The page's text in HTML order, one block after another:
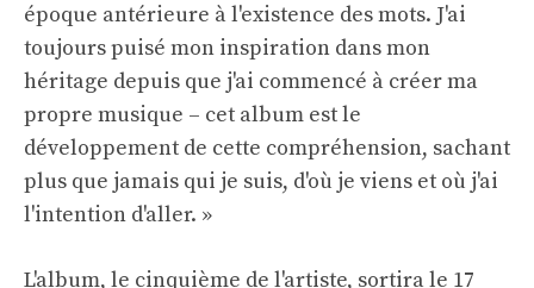
époque antérieure à l'existence des mots. J'ai
toujours puisé mon inspiration dans mon
héritage depuis que j'ai commencé à créer ma
propre musique – cet album est le
développement de cette compréhension, sachant
plus que jamais qui je suis, d'où je viens et où j'ai
l'intention d'aller. »
L'album, le cinquième de l'artiste, sortira le 17